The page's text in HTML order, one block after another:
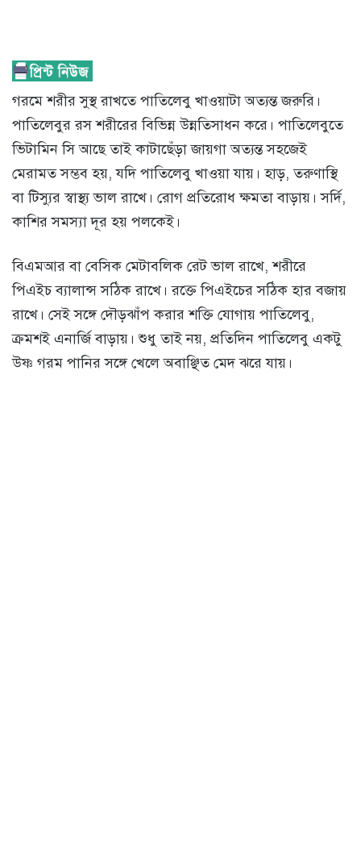
গরমে শরীর সুস্থ রাখতে পাতিলেবু খাওয়াটা অত্যন্ত জরুরি।
পাতিলেবুর রস শরীরের বিভিন্ন উন্নতিসাধন করে। পাতিলেবুতে
ভিটামিন সি আছে তাই কাটাছেঁড়া জায়গা অত্যন্ত সহজেই
মেরামত সম্ভব হয়, যদি পাতিলেবু খাওয়া যায়। হাড়, তরুণাস্থি
বা টিস্যুর স্বাস্থ্য ভাল রাখে। রোগ প্রতিরোধ ক্ষমতা বাড়ায়। সর্দি,
কাশির সমস্যা দূর হয় পলকেই।
বিএমআর বা বেসিক মেটাবলিক রেট ভাল রাখে, শরীরে
পিএইচ ব্যালান্স সঠিক রাখে। রক্তে পিএইচের সঠিক হার বজায়
রাখে। সেই সঙ্গে দৌড়ঝাঁপ করার শক্তি যোগায় পাতিলেবু,
ক্রমশই এনার্জি বাড়ায়। শুধু তাই নয়, প্রতিদিন পাতিলেবু একটু
উষ্ণ গরম পানির সঙ্গে খেলে অবাঞ্ছিত মেদ ঝরে যায়।